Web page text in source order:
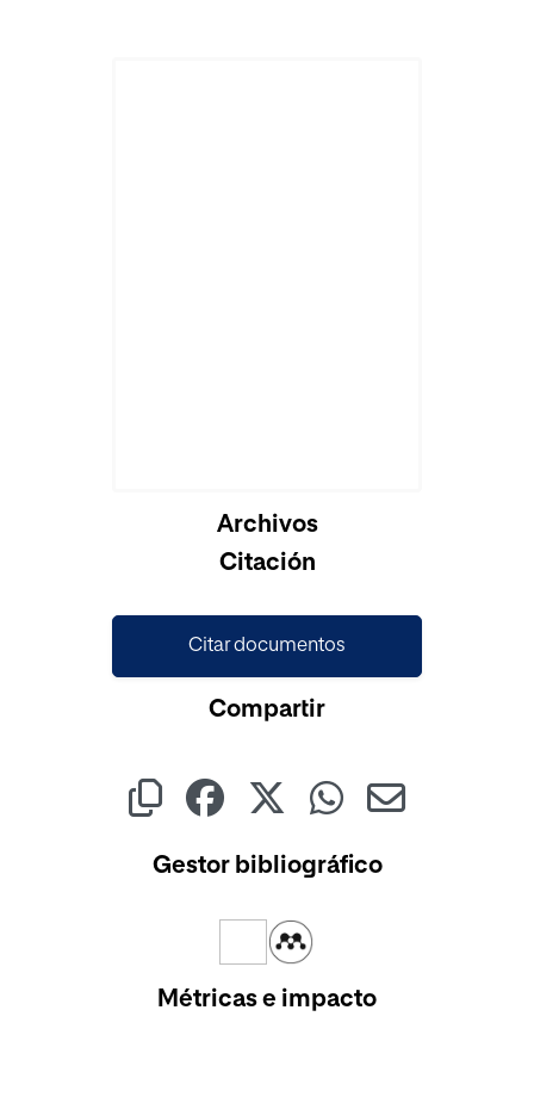
Archivos
Citación
Citar documentos
Compartir
Gestor bibliográfico
Métricas e impacto